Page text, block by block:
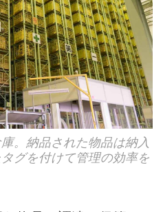
。納品された物品は納入
グを付けて管理の効率を